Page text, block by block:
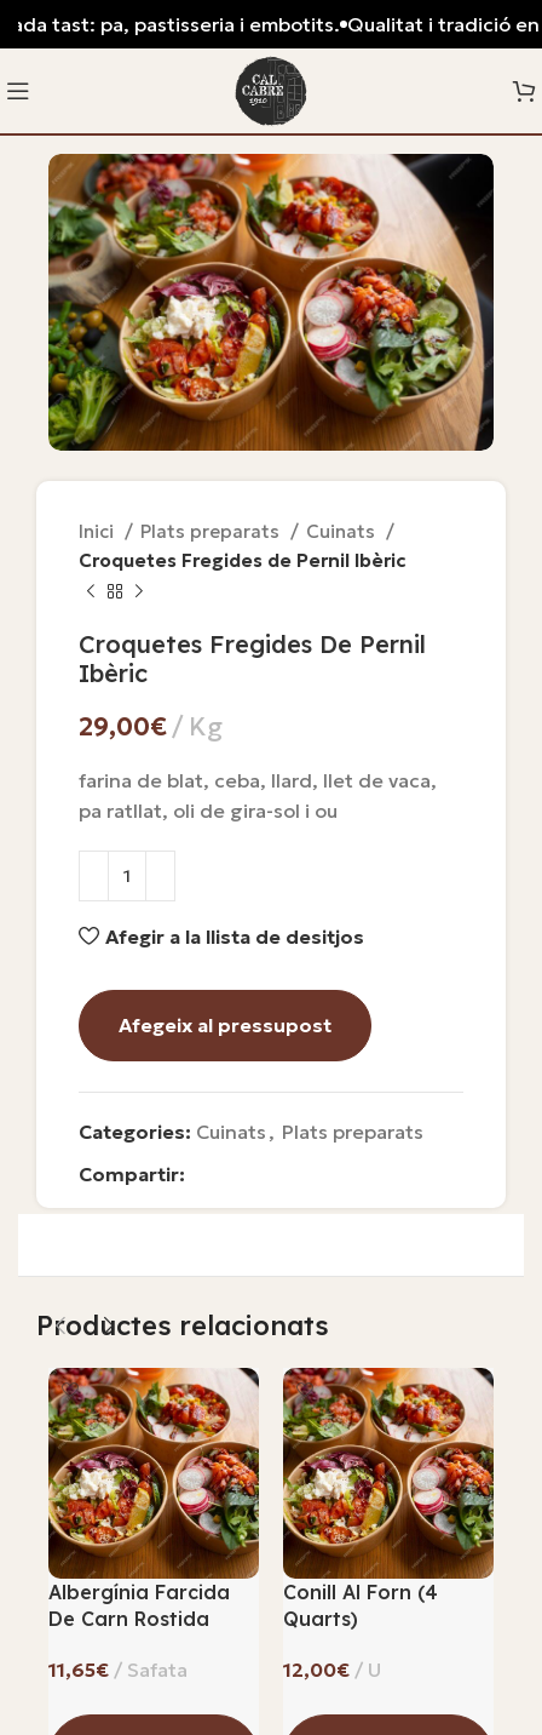
Inici Plats preparats
Cuinats
Croquetes Fregides de Pernil Ibèric
Croquetes Fregides De Pernil
Ibèric
€
farina de blat, ceba, llard, llet de vaca,
pa ratllat, oli de gira-sol i ou
Afegir a la llista de desitjos
Afegeix al pressupost
Categories: Cuinats , Plats preparats
Compartir:
Productes relacionats
Albergínia Farcida
De Carn Rostida
€
Conill Al Forn (4
Quarts)
€
tast: pa, pastisseria i embotits. Qualitat i tradició en